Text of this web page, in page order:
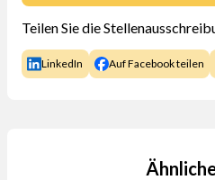
Teilen Sie die
LinkedIn Auf Facebook teilen